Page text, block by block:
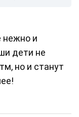
нежно и
дети не
но и станут